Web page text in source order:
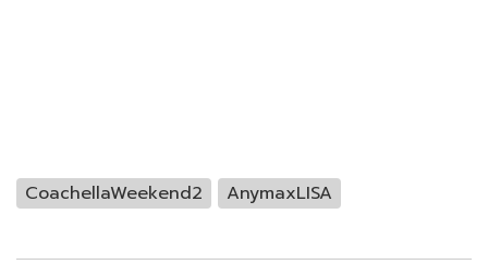
CoachellaWeekend2 AnymaxLISA